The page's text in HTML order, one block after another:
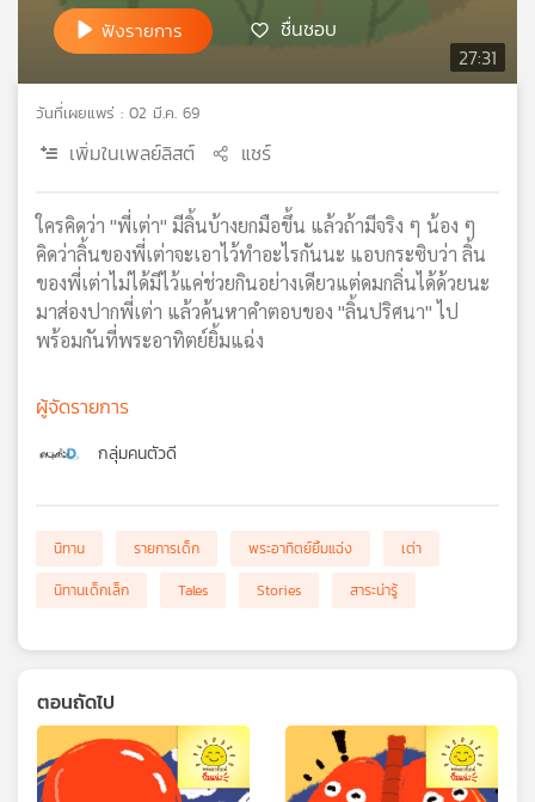
เครือ
วิทยุ
ไทย
เอส
แผนที่
วิทยุ
เครือ
27:31
ฟังรายการ ชื่นชอบ
วันที่เผยแพร่ : 02 มี.ค. 69
เพิ่มในเพลย์ลิสต์ แชร์
ใครคิดว่า "พี่เต่า" มีลิ้นบ้างยกมือขึ้น แล้วถ้ามีจริง ๆ น้อง ๆ
คิดว่าลิ้นของพี่เต่าจะเอาไว้ทำอะไรกันนะ แอบกระซิบว่า ลิ้น
ของพี่เต่าไม่ได้มีไว้แค่ช่วยกินอย่างเดียวแต่ดมกลิ่นได้ด้วยนะ
มาส่องปากพี่เต่า แล้วค้นหาคำตอบของ "ลิ้นปริศนา" ไป
พร้อมกันที่พระอาทิตย์ยิ้มแฉ่ง
ผู้จัดรายการ
กลุ่มคนตัวดี
นิทาน รายการเด็ก พระอาทิตย์ยิ้มแฉ่ง
เต่า
นิทานเด็กเล็ก
Tales Stories สาระน่ารู้
ตอนถัดไป